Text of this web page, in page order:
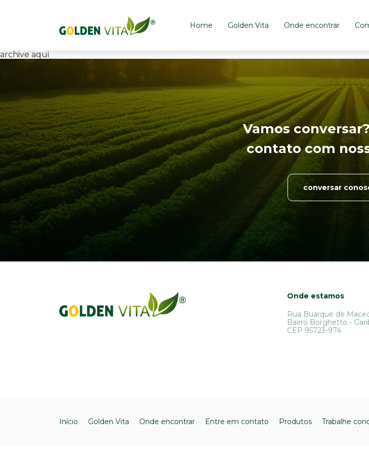
Home Golden Vita Onde encontrar
archive aqui
Vamos
contato com
conversar
Onde estamos
Rua Buarque de
Bairro Borghetto -
CEP 95723-974
Início Golden Vita Onde encontrar Entre em contato Produtos Trabalhe